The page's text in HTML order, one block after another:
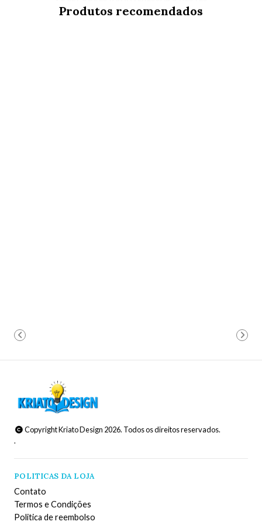
Produtos recomendados
Copyright Kriato Design 2026. Todos os direitos reservados.
.
POLITICAS DA LOJA
Contato
Termos e Condições
Politica de reembolso